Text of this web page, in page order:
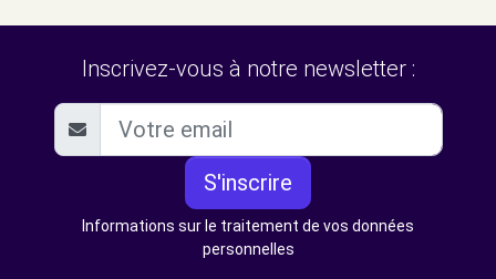
Inscrivez-vous à notre newsletter :
S'inscrire
Informations sur le traitement de vos données
personnelles